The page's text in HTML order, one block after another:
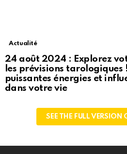
Actualité
24 août 2024 : Explorez
les prévisions tarologiques
puissantes énergies et
dans votre vie
SEE THE FULL VERSION